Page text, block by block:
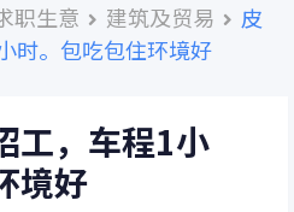
职生意 建筑及贸易
皮
时。包吃包住环境好
工，车程1小
境好